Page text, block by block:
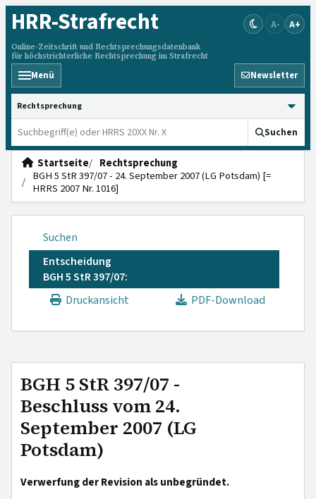
HRR-Strafrecht
Online-Zeitschrift und Rechtsprechungsdatenbank
für höchstrichterliche Rechtsprechung im Strafrecht
A- A+
Menü Newsletter
HRRS durchsuchen
Suchen
Startseite
Rechtsprechung
BGH 5 StR 397/07 - 24. September 2007 (LG Potsdam) [=
HRRS 2007 Nr. 1016]
Suchen
Entscheidung
BGH 5 StR 397/07:
Druckansicht
PDF-Download
BGH 5 StR 397/07 -
Beschluss vom 24.
September 2007 (LG
Potsdam)
Verwerfung der Revision als unbegründet.